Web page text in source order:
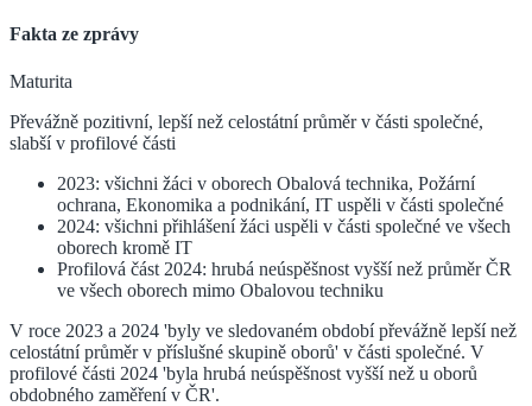
Fakta ze zprávy
Maturita
Převážně pozitivní, lepší než celostátní průměr v části společné,
slabší v profilové části
2023: všichni žáci v oborech Obalová technika, Požární
ochrana, Ekonomika a podnikání, IT uspěli v části společné
2024: všichni přihlášení žáci uspěli v části společné ve všech
oborech kromě IT
Profilová část 2024: hrubá neúspěšnost vyšší než průměr ČR
ve všech oborech mimo Obalovou techniku
V roce 2023 a 2024 'byly ve sledovaném období převážně lepší než
celostátní průměr v příslušné skupině oborů' v části společné. V
profilové části 2024 'byla hrubá neúspěšnost vyšší než u oborů
obdobného zaměření v ČR'.